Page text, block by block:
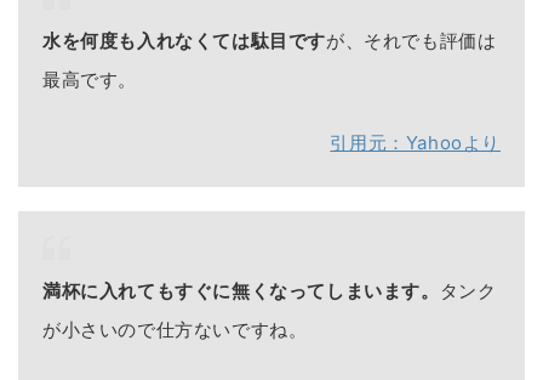
水を何度も入れなくては駄目ですが、それでも評価は
最高です。
引用元：Yahooより
満杯に入れてもすぐに無くなってしまいます。
タンク
が小さいので仕方ないですね。